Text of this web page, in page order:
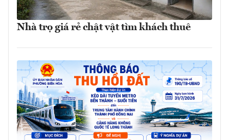
Nhà trọ giá rẻ chật vật tìm khách thuê